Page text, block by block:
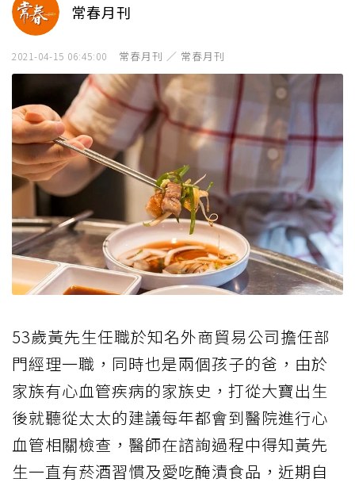
常春月刊
2021-04-15 06:45:00 常春月刊 ／ 常春月刊
53歲黃先生任職於知名外商貿易公司擔任部
門經理一職，同時也是兩個孩子的爸，由於
家族有心血管疾病的家族史，打從大寶出生
後就聽從太太的建議每年都會到醫院進行心
血管相關檢查，醫師在諮詢過程中得知黃先
生一直有菸酒習慣及愛吃醃漬食品，近期自